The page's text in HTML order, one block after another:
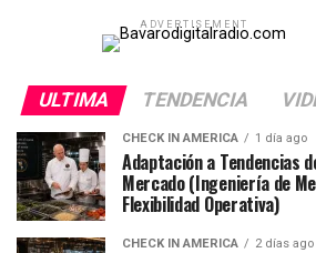
ADVERTISEMENT
ULTIMA TENDENCIA
CHECK IN AMERICA 1 día ago
Adaptación a Tendencias
Mercado (Ingeniería de
Flexibilidad Operativa)
CHECK IN AMERICA 2 días ago